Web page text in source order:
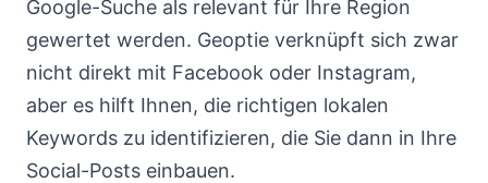
Google-Suche als relevant für Ihre Region
gewertet werden. Geoptie verknüpft sich zwar
nicht direkt mit Facebook oder Instagram,
aber es hilft Ihnen, die richtigen lokalen
Keywords zu identifizieren, die Sie dann in Ihre
Social-Posts einbauen.